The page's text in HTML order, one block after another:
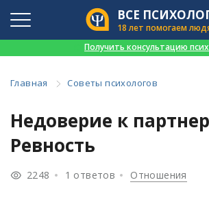
ВСЕ
18 лет помогаем
Получить консультацию
Главная Советы психологов
Недоверие к
Ревность
2248 1 ответов Отношения